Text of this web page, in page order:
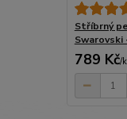
Stříbrný
789 Kč/